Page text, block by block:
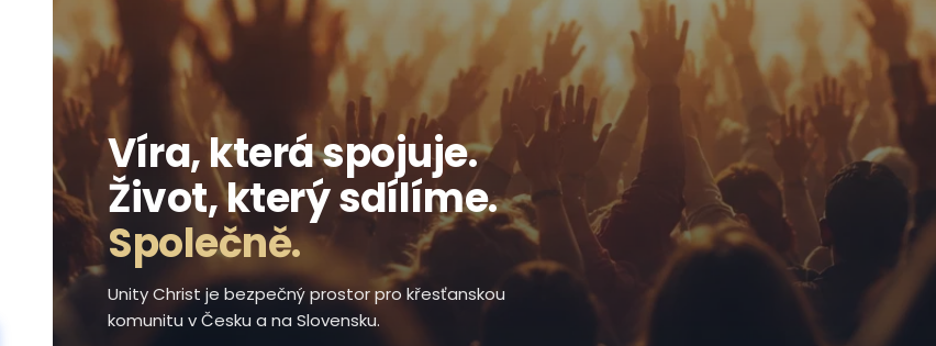
Víra, která spojuje.
Život, který sdílíme.
Společně.
Unity Christ je bezpečný prostor pro křesťanskou
komunitu v Česku a na Slovensku.